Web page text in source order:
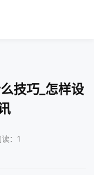
技巧_怎样设
：1